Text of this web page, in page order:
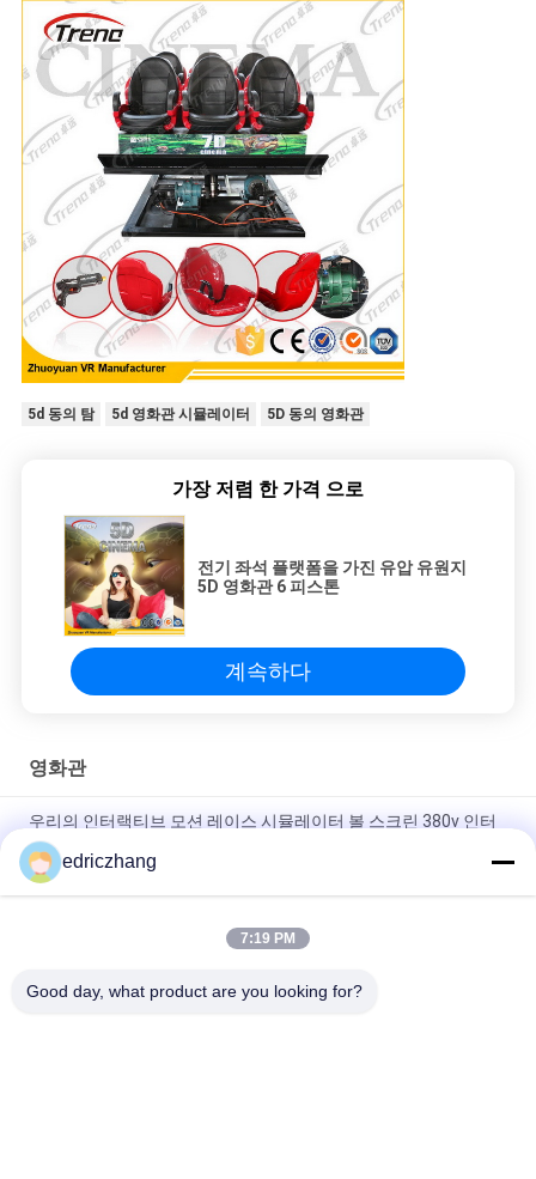
5d 동의 탐 5d 영화관 시뮬레이터 5D 동의 영화관
가장 저렴 한 가격 으로
전기 좌석 플랫폼을 가진 유압 유원지
5D 영화관 6 피스톤
계속하다
영화관
우리의 인터랙티브 모션 레이스 시뮬레이터 볼 스크린 380v 인터
랙티브 게임 콘텐츠로 다음 단계로 당신의 레이싱 게임을 가져가
십시오edriczhang
7:19 PM
Good day, what product are you looking for?